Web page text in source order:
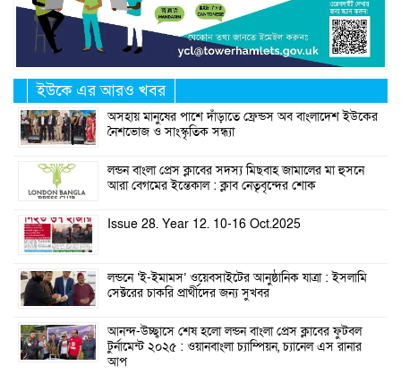
ইউকে এর আরও খবর
অসহায় মানুষের পাশে দাঁড়াতে ফ্রেন্ডস অব বাংলাদেশ ইউকের
নৈশভোজ ও সাংস্কৃতিক সন্ধ্যা
লন্ডন বাংলা প্রেস ক্লাবের সদস্য মিছবাহ জামালের মা হুসনে
আরা বেগমের ইন্তেকাল : ক্লাব নেতৃবৃন্দের শোক
Issue 28. Year 12. 10-16 Oct.2025
লন্ডনে ‘ই-ইমামস’ ওয়েবসাইটের আনুষ্ঠানিক যাত্রা : ইসলামি
সেক্টরের চাকরি প্রার্থীদের জন্য সুখবর
আনন্দ-উচ্ছ্বাসে শেষ হলো লন্ডন বাংলা প্রেস ক্লাবের ফুটবল
টুর্নামেন্ট ২০২৫ : ওয়ানবাংলা চ্যাম্পিয়ন, চ্যানেল এস রানার
আপ